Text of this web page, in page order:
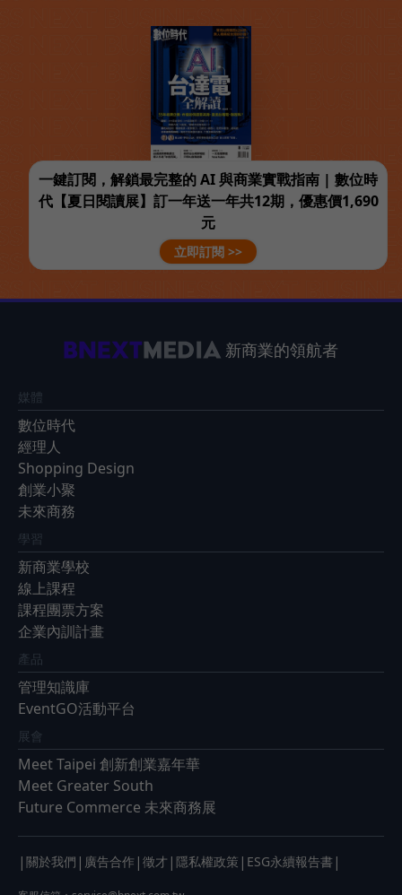
一鍵訂閱，解鎖最完整的 AI 與商業實戰指南 | 數位時
代【夏日閱讀展】訂一年送一年共12期，優惠價1,690
元
立即訂閱 >>
新商業的領航者
媒體
數位時代
經理人
Shopping Design
創業小聚
未來商務
學習
新商業學校
線上課程
課程團票方案
企業內訓計畫
產品
管理知識庫
EventGO活動平台
展會
Meet Taipei 創新創業嘉年華
Meet Greater South
Future Commerce 未來商務展
| 關於我們 | 廣告合作 | 徵才 | 隱私權政策 | ESG永續報告書 |